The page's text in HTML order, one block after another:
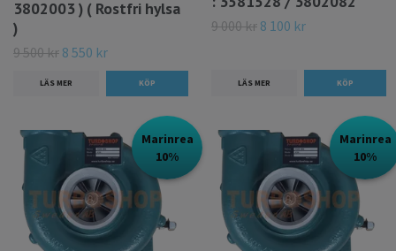
3802003 ) ( Rostfri hylsa
)
9 500 kr 8 550 kr
LÄS MER
9 000 kr 8 100 kr
LÄS MER
Marinrea
10%
Marinrea
10%